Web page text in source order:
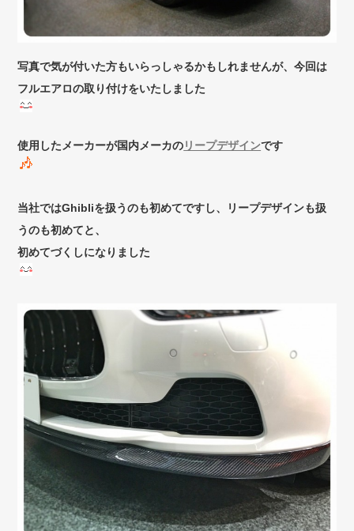
写真で気が付いた方もいらっしゃるかもしれませんが、今回は
フルエアロの取り付けをいたしました
使用したメーカーが国内メーカのリープデザインです
当社ではGhibliを扱うのも初めてですし、リープデザインも扱
うのも初めてと、
初めてづくしになりました